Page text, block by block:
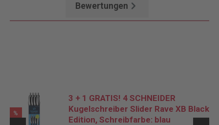
Bewertungen
%
3 + 1 GRATIS! 4 SCHNEIDER
Kugelschreiber Slider Rave XB Black
Edition, Schreibfarbe: blau